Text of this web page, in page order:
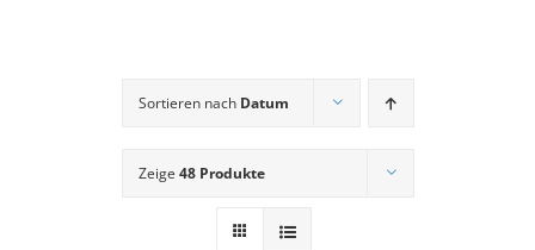
Sortieren nach Datum
Zeige 48 Produkte